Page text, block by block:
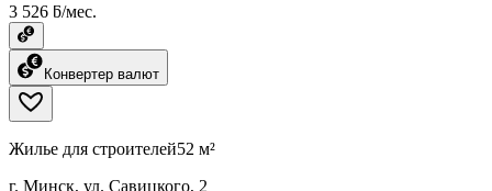
3 526 ƃ/мес.
Конвертер валют
Жилье для строителей52 м²
г. Минск, ул. Савицкого, 2